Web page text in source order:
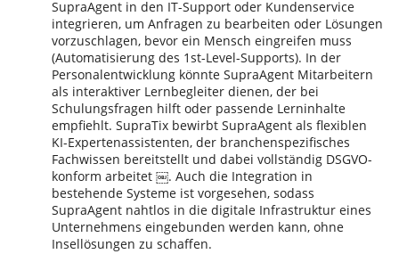
SupraAgent in den IT-Support oder Kundenservice
integrieren, um Anfragen zu bearbeiten oder Lösungen
vorzuschlagen, bevor ein Mensch eingreifen muss
(Automatisierung des 1st-Level-Supports). In der
Personalentwicklung könnte SupraAgent Mitarbeitern
als interaktiver Lernbegleiter dienen, der bei
Schulungsfragen hilft oder passende Lerninhalte
empfiehlt. SupraTix bewirbt SupraAgent als flexiblen
KI-Expertenassistenten, der branchenspezifisches
Fachwissen bereitstellt und dabei vollständig DSGVO-
konform arbeitet ￼. Auch die Integration in
bestehende Systeme ist vorgesehen, sodass
SupraAgent nahtlos in die digitale Infrastruktur eines
Unternehmens eingebunden werden kann, ohne
Insellösungen zu schaffen.